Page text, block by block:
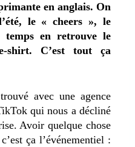
en anglais. On
le « cheers », le
en retrouve le
C’est tout ça
avec une agence
qui nous a décliné
Avoir quelque chose
ça l’événementiel :